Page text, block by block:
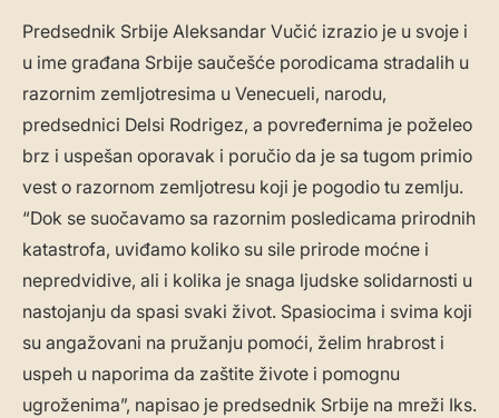
Predsednik Srbije Aleksandar Vučić izrazio je u svoje i
u ime građana Srbije saučešće porodicama stradalih u
razornim zemljotresima u Venecueli, narodu,
predsednici Delsi Rodrigez, a povređernima je poželeo
brz i uspešan oporavak i poručio da je sa tugom primio
vest o razornom zemljotresu koji je pogodio tu zemlju.
“Dok se suočavamo sa razornim posledicama prirodnih
katastrofa, uviđamo koliko su sile prirode moćne i
nepredvidive, ali i kolika je snaga ljudske solidarnosti u
nastojanju da spasi svaki život. Spasiocima i svima koji
su angažovani na pružanju pomoći, želim hrabrost i
uspeh u naporima da zaštite živote i pomognu
ugroženima”, napisao je predsednik Srbije na mreži Iks.